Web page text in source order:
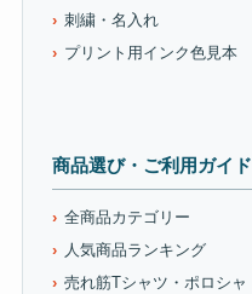
刺繍・名入れ
プリント用インク色見本
商品選び・ご利用ガイド
全商品カテゴリー
人気商品ランキング
売れ筋Tシャツ・ポロシャ